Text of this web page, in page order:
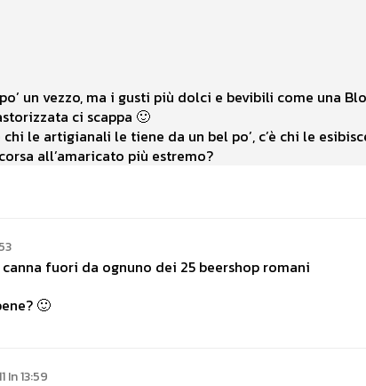
un vezzo, ma i gusti più dolci e bevibili come una
ci scappa 🙂
le artigianali le tiene da un bel po’, c’è chi le
all’amaricato più estremo?
fuori da ognuno dei 25 beershop romani
🙂
In 13:59